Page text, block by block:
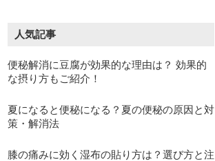
人気記事
便秘解消に豆腐が効果的な理由は？ 効果的
な摂り方もご紹介！
夏になると便秘になる？夏の便秘の原因と対
策・解消法
膝の痛みに効く湿布の貼り方は？選び方と注